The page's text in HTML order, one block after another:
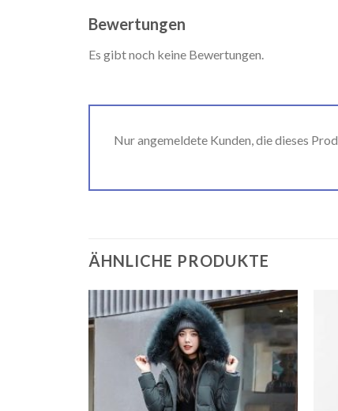
Bewertungen
Es gibt noch keine Bewertungen.
Nur angemeldete Kunden, die dieses
ÄHNLICHE PRODUKTE